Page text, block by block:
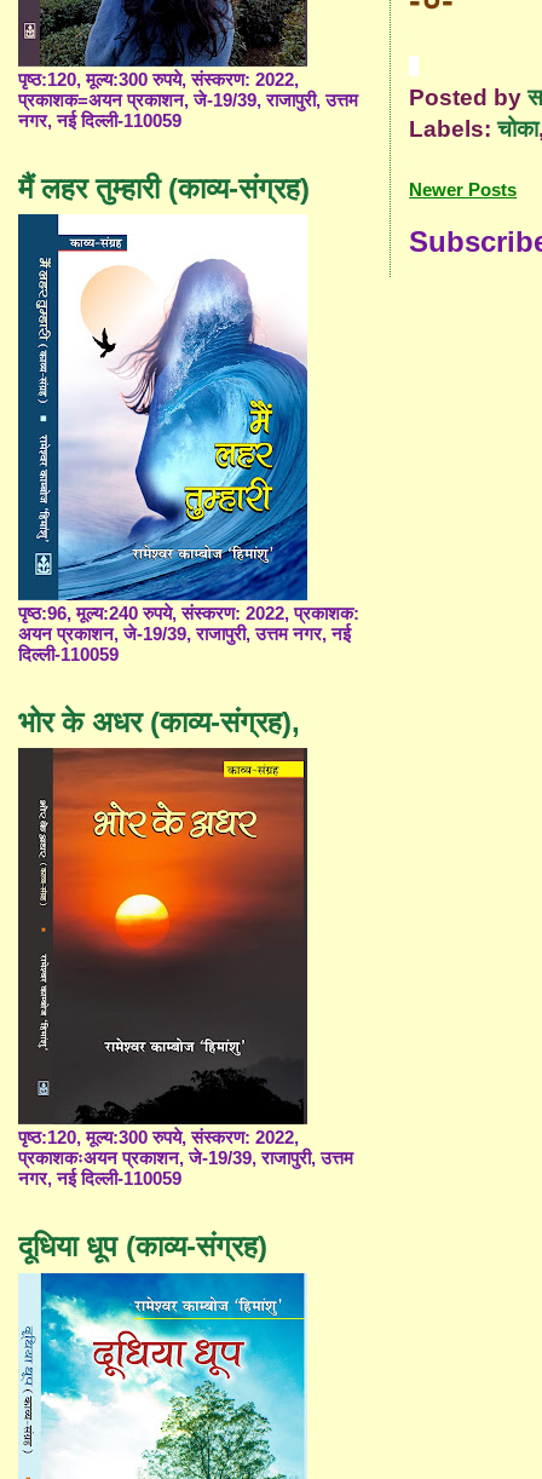
Posted by
Labels:चोका
Newer Posts
पृष्ठ:120, मूल्य:300 रुपये, संस्करण: 2022,
प्रकाशक=अयन प्रकाशन, जे-19/39, राजापुरी, उत्तम
नगर, नई दिल्ली-110059
मैं लहर तुम्हारी (काव्य-संग्रह)
पृष्ठ:96, मूल्य:240 रुपये, संस्करण: 2022, प्रकाशक:
अयन प्रकाशन, जे-19/39, राजापुरी, उत्तम नगर, नई
दिल्ली-110059
भोर के अधर (काव्य-संग्रह),
पृष्ठ:120, मूल्य:300 रुपये, संस्करण: 2022,
प्रकाशकःअयन प्रकाशन, जे-19/39, राजापुरी, उत्तम
नगर, नई दिल्ली-110059
दूधिया धूप (काव्य-संग्रह)